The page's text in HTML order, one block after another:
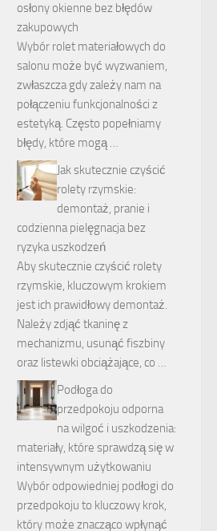
osłony okienne bez błędów
zakupowych
Wybór rolet materiałowych do
salonu może być wyzwaniem,
zwłaszcza gdy zależy nam na
połączeniu funkcjonalności z
estetyką. Często popełniamy
błędy, które mogą …
Jak skutecznie czyścić
rolety rzymskie:
demontaż, pranie i
codzienna pielęgnacja bez
ryzyka uszkodzeń
Aby skutecznie czyścić rolety
rzymskie, kluczowym krokiem
jest ich prawidłowy demontaż.
Należy zdjąć tkaninę z
mechanizmu, usunąć fiszbiny
oraz listewki obciążające, co …
Podłoga do
przedpokoju odporna
na wilgoć i uszkodzenia:
materiały, które sprawdzą się w
intensywnym użytkowaniu
Wybór odpowiedniej podłogi do
przedpokoju to kluczowy krok,
który może znacząco wpłynąć